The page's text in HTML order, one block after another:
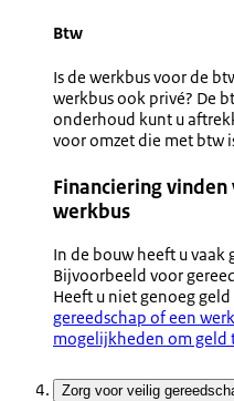
Btw
Is de werkbus voor de
werkbus ook privé? De
onderhoud kunt u
voor omzet die met btw
Financiering
werkbus
In de bouw heeft u
Bijvoorbeeld voor
Heeft u niet genoeg
gereedschap of een
mogelijkheden om geld
Zorg voor veilig